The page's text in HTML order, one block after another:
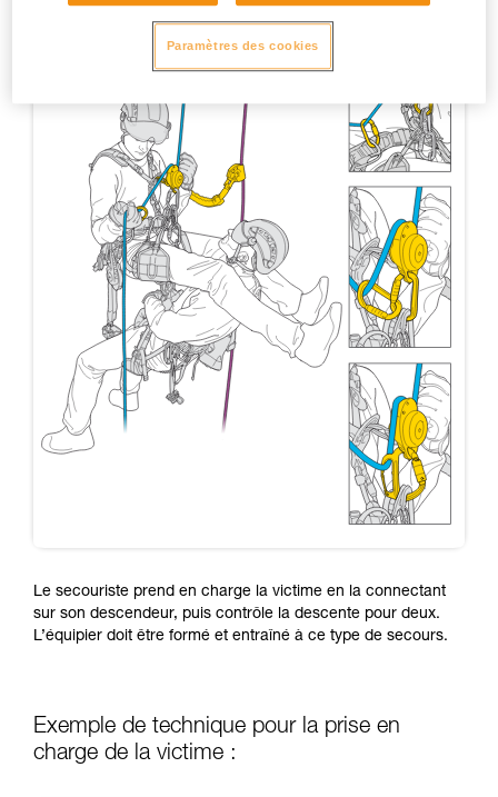
Le secouriste prend en charge la victime en la connectant
sur son descendeur, puis contrôle la descente pour deux.
L’équipier doit être formé et entraîné à ce type de secours.
Exemple de technique pour la prise en
charge de la victime :
Paramètres des cookies